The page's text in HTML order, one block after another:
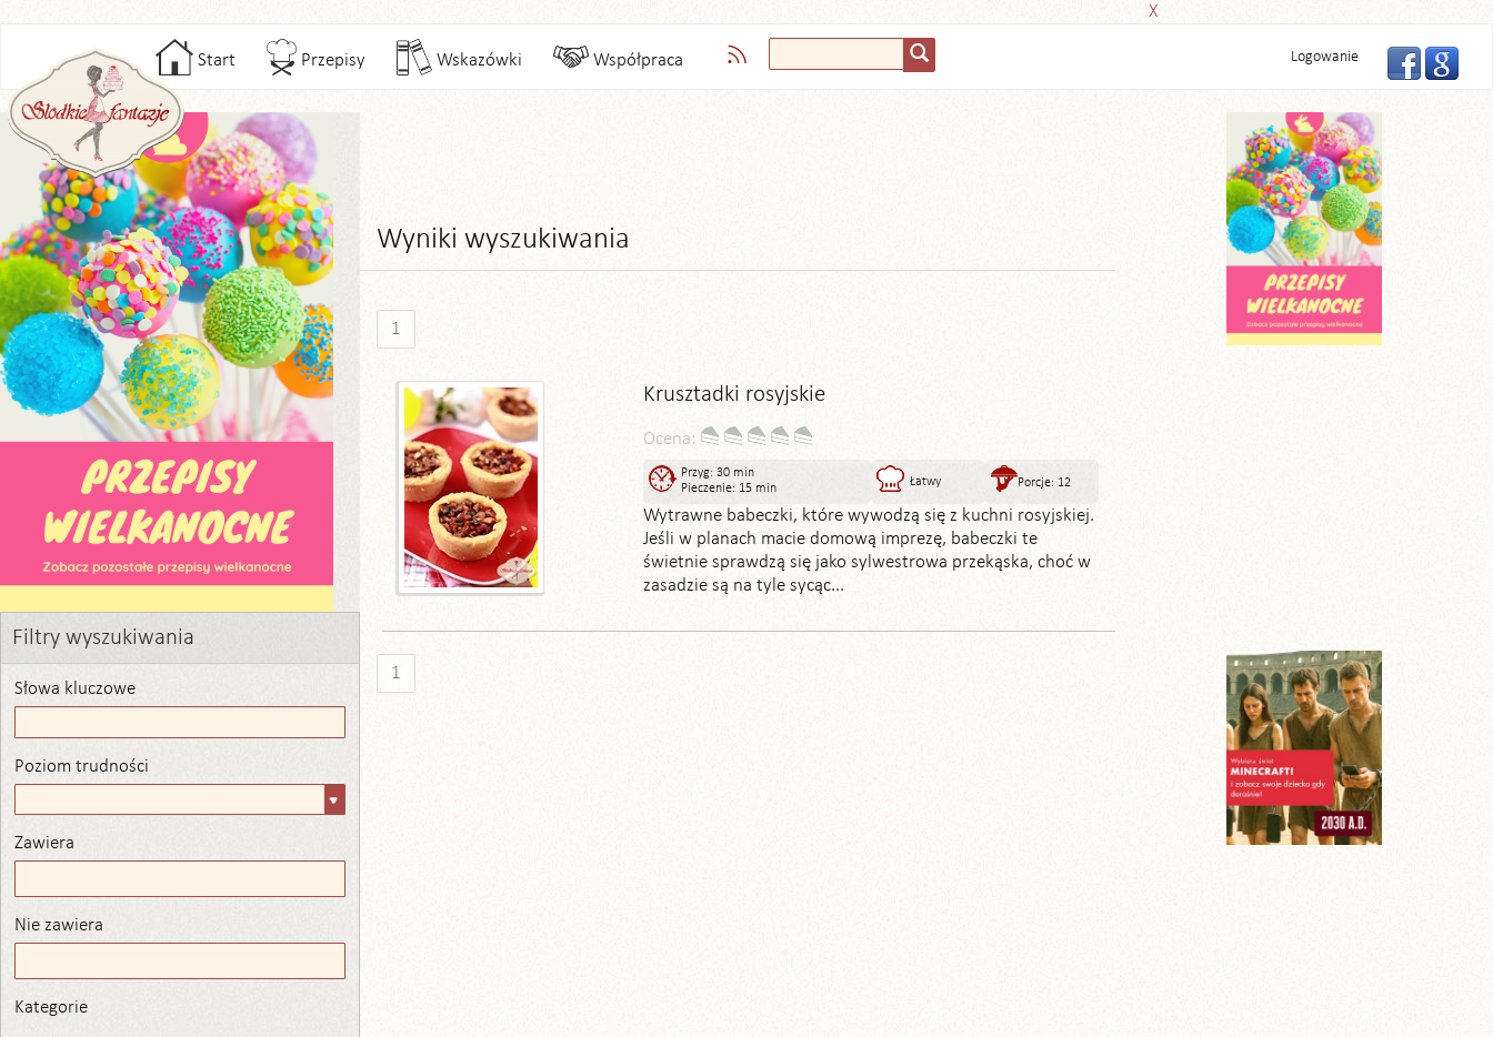
X
Start Przepisy Wskazówki Współpraca Logowanie
Filtry wyszukiwania
Słowa kluczowe
Poziom trudności
trudności
Zawiera
Nie zawiera
Kategorie
Wyniki wyszukiwania
1
Krusztadki rosyjskie
Ocena:
Przyg: 30 min
Pieczenie: 15 min
Łatwy Porcje: 12
Wytrawne babeczki, które wywodzą się z kuchni rosyjskiej.
Jeśli w planach macie domową imprezę, babeczki te
świetnie sprawdzą się jako sylwestrowa przekąska, choć w
zasadzie są na tyle sycąc...
1